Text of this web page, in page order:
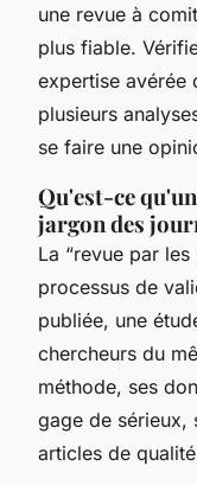
une revue à
plus fiable.
expertise avérée
plusieurs
se faire une
Qu'est-ce
jargon des
La “revue par
processus de
publiée, une
chercheurs du
méthode, ses
gage de sérieux,
articles de